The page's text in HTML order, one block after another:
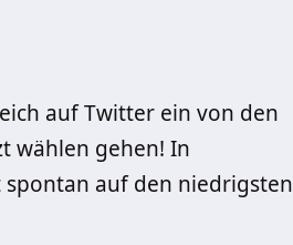
auf Twitter ein von den
wählen gehen! In
auf den niedrigsten